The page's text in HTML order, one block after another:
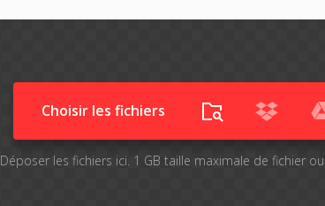
Choisir les fichiers
Déposer les fichiers ici. 1 GB taille maximale de fichier ou